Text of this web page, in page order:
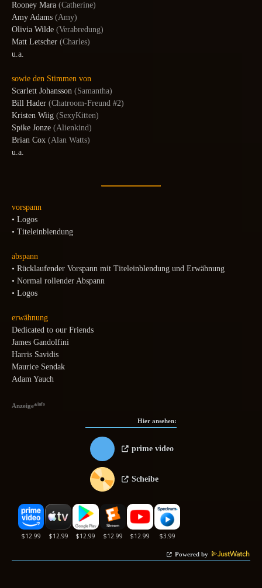
Rooney Mara (Catherine)
Amy Adams (Amy)
Olivia Wilde (Verabredung)
Matt Letscher (Charles)
u.a.
sowie den Stimmen von
Scarlett Johansson (Samantha)
Bill Hader (Chatroom-Freund #2)
Kristen Wiig (SexyKitten)
Spike Jonze (Alienkind)
Brian Cox (Alan Watts)
u.a.
vorspann
• Logos
• Titeleinblendung
abspann
• Rücklaufender Vorspann mit Titeleinblendung und Erwähnung
• Normal rollender Abspann
• Logos
erwähnung
Dedicated to our Friends
James Gandolfini
Harris Savidis
Maurice Sendak
Adam Yauch
Anzeige*info
Hier ansehen:
prime video
Scheibe
Powered by